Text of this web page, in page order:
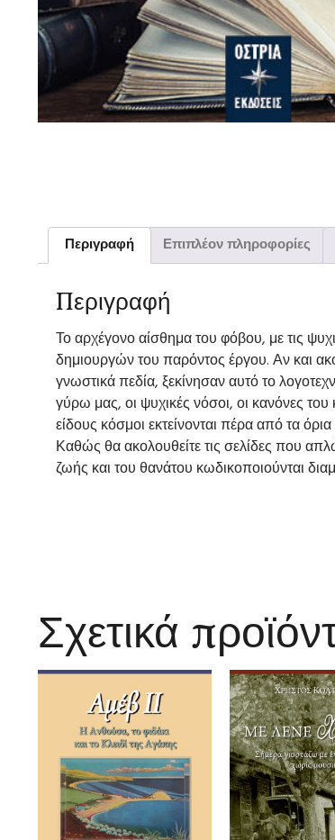
Περιγραφή Επιπλέον πληροφορίες
Περιγραφή
Το αρχέγονο αίσθημα του φόβου, με τις
δημιουργών του παρό­ντος έργου. Αν και
γνωστικά πεδία, ξεκίνησαν αυτό το
γύρω μας, οι ψυχικές νόσοι, οι κανόνες
είδους κό­σμοι εκτείνονται πέρα από τα
Καθώς θα ακολουθείτε τις σελίδες που
ζωής και του θανάτου κωδικοποιούνται
Σχετικά